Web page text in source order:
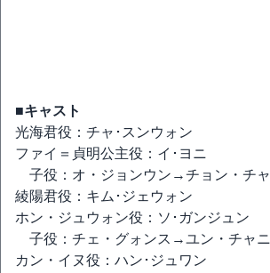
■キャスト
光海君役：チャ･スンウォン
ファイ＝貞明公主役：イ･ヨニ
子役：オ・ジョンウン→チョン・チ
綾陽君役：キム･ジェウォン
ホン・ジュウォン役：ソ･ガンジュン
子役：チェ・グォンス→ユン・チャ
カン・イヌ役：ハン･ジュワン